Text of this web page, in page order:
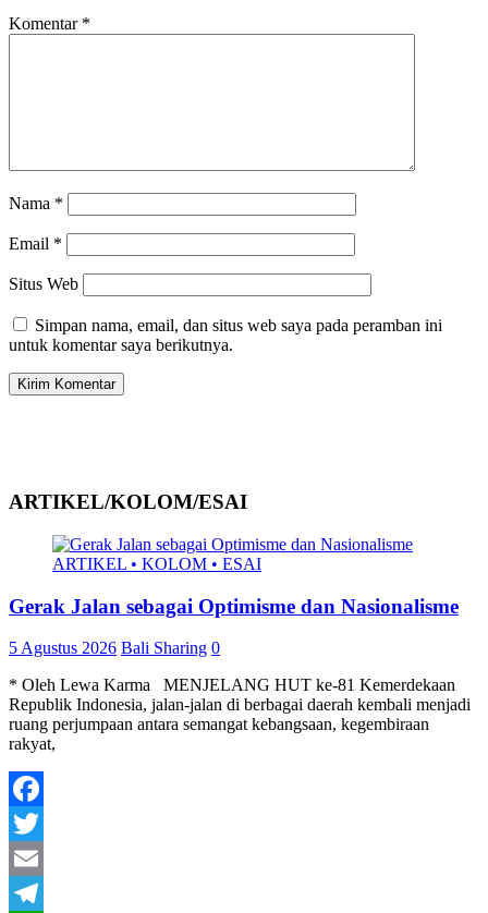
Komentar *
Nama *
Email *
Situs Web
Simpan nama, email, dan situs web saya pada peramban ini
untuk komentar saya berikutnya.
ARTIKEL/KOLOM/ESAI
ARTIKEL • KOLOM • ESAI
Gerak Jalan sebagai Optimisme dan Nasionalisme
5 Agustus 2026 Bali Sharing 0
* Oleh Lewa Karma MENJELANG HUT ke-81 Kemerdekaan
Republik Indonesia, jalan-jalan di berbagai daerah kembali menjadi
ruang perjumpaan antara semangat kebangsaan, kegembiraan
rakyat,
Facebook
Twitter
Email